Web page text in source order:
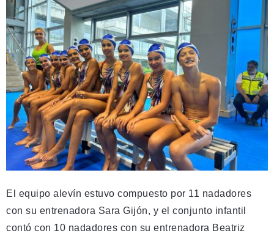
El equipo alevín estuvo compuesto por 11 nadadores
con su entrenadora Sara Gijón, y el conjunto infantil
contó con 10 nadadores con su entrenadora Beatriz